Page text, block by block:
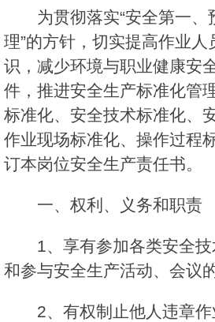
为贯彻落实“安全第一
理”的方针，切实提高作业人
识，减少环境与职业健康安
件，推进安全生产标准化管
标准化、安全技术标准化、
作业现场标准化、操作过程
订本岗位安全生产责任书。
一、权利、义务和职责
1、享有参加各类安全
和参与安全生产活动、会议
2、有权制止他人违章